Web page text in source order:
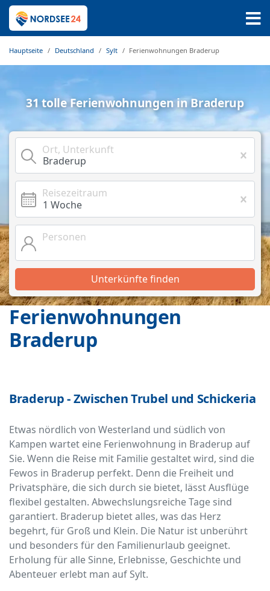
Hauptseite Deutschland Sylt Ferienwohnungen Braderup
31 tolle Ferienwohnungen in Braderup
Ort, Unterkunft
Reisezeitraum
Personen
Unterkünfte finden
Ferienwohnungen
Braderup
Braderup - Zwischen Trubel und Schickeria
Etwas nördlich von Westerland und südlich von
Kampen wartet eine Ferienwohnung in Braderup auf
Sie. Wenn die Reise mit Familie gestaltet wird, sind die
Fewos in Braderup perfekt. Denn die Freiheit und
Privatsphäre, die sich durch sie bietet, lässt Ausflüge
flexibel gestalten. Abwechslungsreiche Tage sind
garantiert. Braderup bietet alles, was das Herz
begehrt, für Groß und Klein. Die Natur ist unberührt
und besonders für den Familienurlaub geeignet.
Erholung für alle Sinne, Erlebnisse, Geschichte und
Abenteuer erlebt man auf Sylt.